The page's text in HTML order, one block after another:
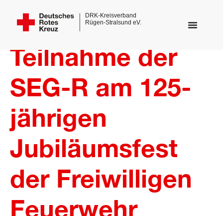
Teilnahme der
SEG-R am 125-
jährigen
Jubiläumsfest
der Freiwilligen
Feuerwehr